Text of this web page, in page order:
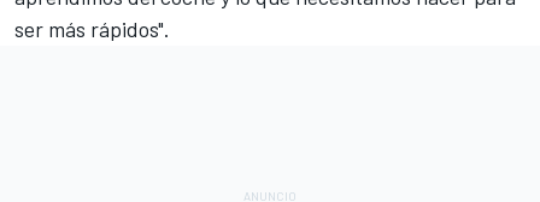
ser más rápidos".